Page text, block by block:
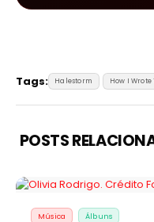
Tags: Halestorm How I Wrote
POSTS
Música Álbuns